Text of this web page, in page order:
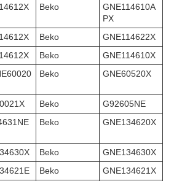
Beko
GNE114610A
PX
Beko
GNE114622X
Beko
GNE114610X
Beko GNE60520X
Beko
G92605NE
Beko GNE134620X
Beko
GNE134630X
Beko
GNE134621X